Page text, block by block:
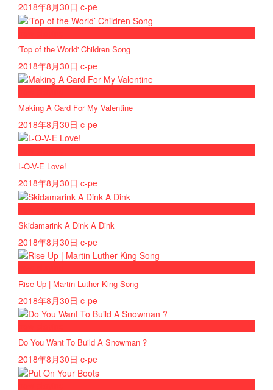
2018年8月30日 c-pe
'Top of the World' Children Song
2018年8月30日 c-pe
Making A Card For My Valentine
2018年8月30日 c-pe
L-O-V-E Love!
2018年8月30日 c-pe
Skidamarink A Dink A Dink
2018年8月30日 c-pe
Rise Up | Martin Luther King Song
2018年8月30日 c-pe
Do You Want To Build A Snowman ?
2018年8月30日 c-pe